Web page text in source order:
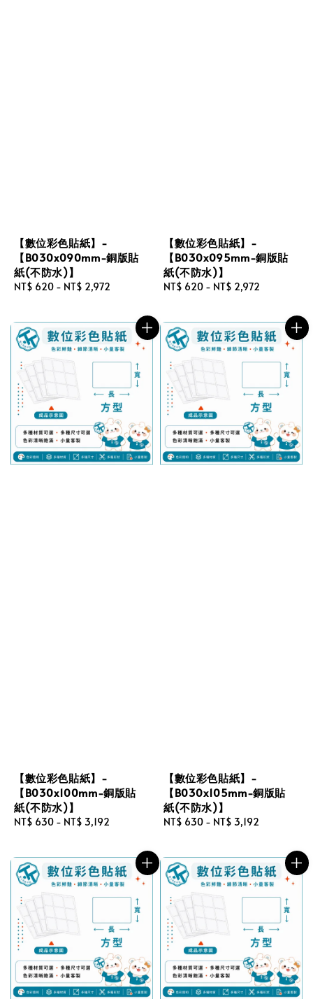
【數位彩色貼紙】-
【B030x090mm-銅版貼
紙(不防水)】
Regular
NT$ 620 - NT$ 2,972
【數位彩色貼紙】-
【B030x095mm-銅版貼
紙(不防水)】
Regular
NT$ 620 - NT$ 2,972
【數位彩色貼紙】-
【B030x100mm-銅版貼
紙(不防水)】
Regular
NT$ 630 - NT$ 3,192
【數位彩色貼紙】-
【B030x105mm-銅版貼
紙(不防水)】
Regular
NT$ 630 - NT$ 3,192